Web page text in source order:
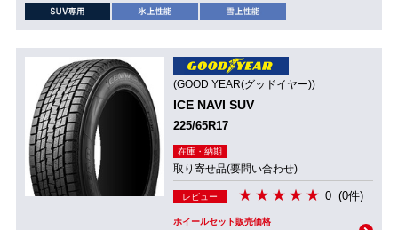
(GOOD YEAR(グッドイヤー))
ICE NAVI SUV
225/65R17
在庫・納期
取り寄せ品(要問い合わせ)
レビュー 0 (0件)
ホイールセット販売価格